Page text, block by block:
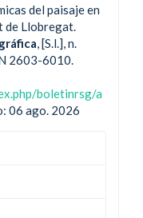
del paisaje en
de Llobregat.
, [S.l.], n.
2603-6010.
boletinrsg/a
06 ago. 2026